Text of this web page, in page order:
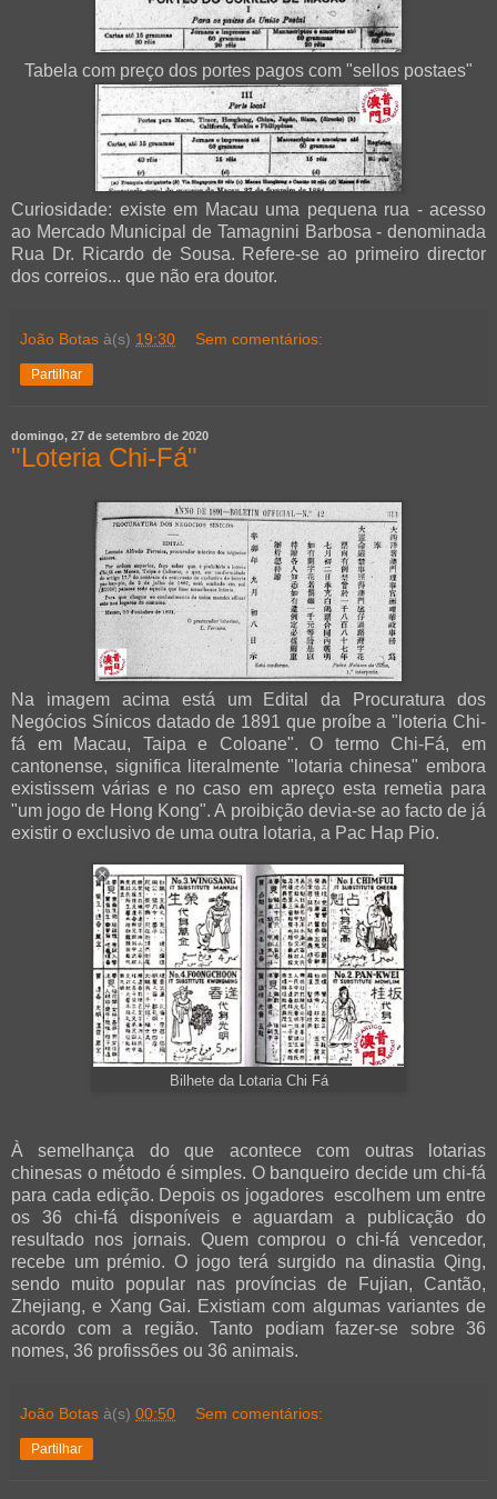
Tabela com preço dos portes pagos com "sellos postaes"
Curiosidade: existe em Macau uma pequena rua - acesso
ao Mercado Municipal de Tamagnini Barbosa - denominada
Rua Dr. Ricardo de Sousa. Refere-se ao primeiro director
dos correios... que não era doutor.
João Botas à(s) 19:30 Sem comentários:
Partilhar
domingo, 27 de setembro de 2020
"Loteria Chi-Fá"
Na imagem acima está um Edital da Procuratura dos
Negócios Sínicos datado de 1891 que proíbe a "loteria Chi-
fá em Macau, Taipa e Coloane". O termo Chi-Fá, em
cantonense, significa literalmente "lotaria chinesa" embora
existissem várias e no caso em apreço esta remetia para
"um jogo de Hong Kong". A proibição devia-se ao facto de já
existir o exclusivo de uma outra lotaria, a Pac Hap Pio.
Bilhete da Lotaria Chi Fá
À semelhança do que acontece com outras lotarias
chinesas o método é simples. O banqueiro decide um chi-fá
para cada edição. Depois os jogadores escolhem um entre
os 36 chi-fá disponíveis e aguardam a publicação do
resultado nos jornais. Quem comprou o chi-fá vencedor,
recebe um prémio. O jogo terá surgido na dinastia Qing,
sendo muito popular nas províncias de Fujian, Cantão,
Zhejiang, e Xang Gai. Existiam com algumas variantes de
acordo com a região. Tanto podiam fazer-se sobre 36
nomes, 36 profissões ou 36 animais.
João Botas à(s) 00:50 Sem comentários:
Partilhar